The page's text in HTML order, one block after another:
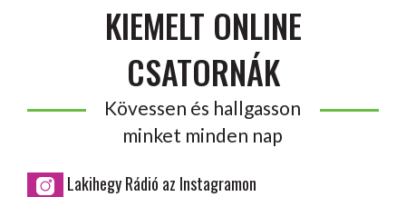
KIEMELT ONLINE
CSATORNÁK
Kövessen és hallgasson
minket minden nap
Lakihegy Rádió az Instagramon